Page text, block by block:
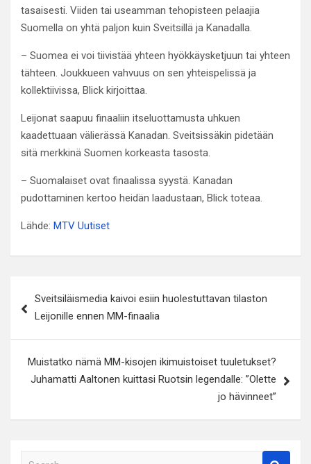
tasaisesti. Viiden tai useamman tehopisteen pelaajia
Suomella on yhtä paljon kuin Sveitsillä ja Kanadalla.
– Suomea ei voi tiivistää yhteen hyökkäysketjuun tai yhteen
tähteen. Joukkueen vahvuus on sen yhteispelissä ja
kollektiivissa, Blick kirjoittaa.
Leijonat saapuu finaaliin itseluottamusta uhkuen
kaadettuaan välierässä Kanadan. Sveitsissäkin pidetään
sitä merkkinä Suomen korkeasta tasosta.
– Suomalaiset ovat finaalissa syystä. Kanadan
pudottaminen kertoo heidän laadustaan, Blick toteaa.
Lähde: MTV Uutiset
selaus
Sveitsiläismedia kaivoi esiin huolestuttavan tilaston
Leijonille ennen MM-finaalia
Muistatko nämä MM-kisojen ikimuistoiset tuuletukset?
Juhamatti Aaltonen kuittasi Ruotsin legendalle: ”Olette
jo hävinneet”